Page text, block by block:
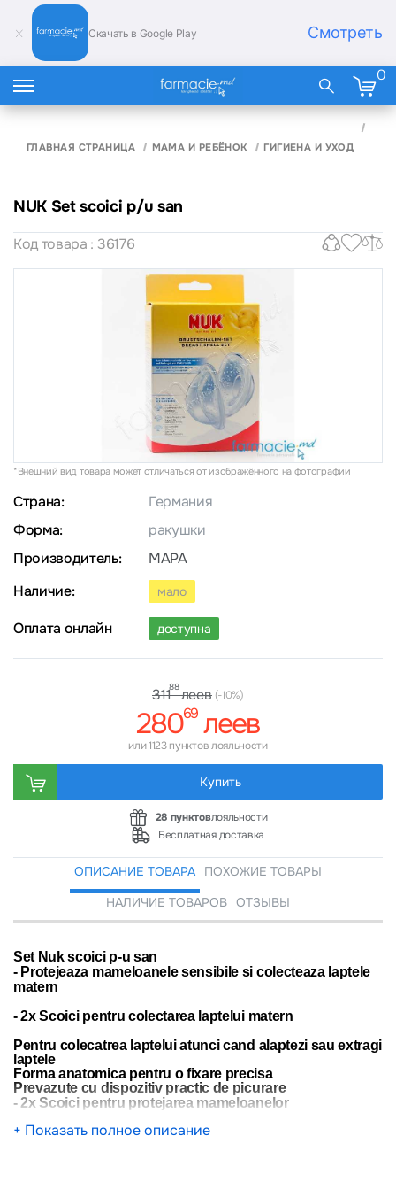
Скачать в Google Play Смотреть
0
ГЛАВНАЯ СТРАНИЦА МАМА И РЕБЁНОК ГИГИЕНА И УХОД
NUK Set scoici p/u san
Код товара : 36176
*Внешний вид товара может отличаться от изображённого на фотографии
Страна:
Германия
Форма:
ракушки
Производитель:
MAPA
Наличие:
мало
Оплата онлайн доступна
31188леев (-10%)
28069 леев
или 1123 пунктов лояльности
Купить
28 пунктовлояльности
Бесплатная доставка
ОПИСАНИЕ ТОВАРА
ПОХОЖИЕ ТОВАРЫ
НАЛИЧИЕ ТОВАРОВ ОТЗЫВЫ
Set Nuk scoici p-u san
- Protejeaza mameloanele sensibile si colecteaza laptele
matern
-2x Scoici pentru colectarea laptelui matern
Pentru colecatrea laptelui atunci cand alaptezi sau extragi
laptele
Forma anatomica pentru o fixare precisa
Prevazute cu dispozitiv practic de picurare
- 2x Scoici pentru protejarea mameloanelor
Grabesc vindecarea mameloanelor iritate
+ Показать полное описание